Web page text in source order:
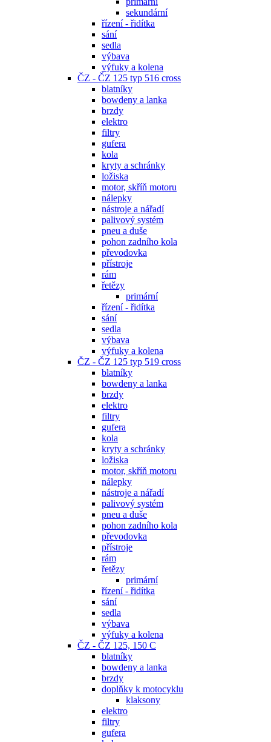
sekundární
řízení - řidítka
sání
sedla
výbava
výfuky a kolena
ČZ - ČZ 125 typ 516 cross
blatníky
bowdeny a lanka
brzdy
elektro
filtry
gufera
kola
kryty a schránky
ložiska
motor, skříň motoru
nálepky
nástroje a nářadí
palivový systém
pneu a duše
pohon zadního kola
převodovka
přístroje
rám
řetězy
primární
řízení - řidítka
sání
sedla
výbava
výfuky a kolena
ČZ - ČZ 125 typ 519 cross
blatníky
bowdeny a lanka
brzdy
elektro
filtry
gufera
kola
kryty a schránky
ložiska
motor, skříň motoru
nálepky
nástroje a nářadí
palivový systém
pneu a duše
pohon zadního kola
převodovka
přístroje
rám
řetězy
primární
řízení - řidítka
sání
sedla
výbava
výfuky a kolena
ČZ - ČZ 125, 150 C
blatníky
bowdeny a lanka
brzdy
doplňky k motocyklu
klaksony
elektro
filtry
gufera